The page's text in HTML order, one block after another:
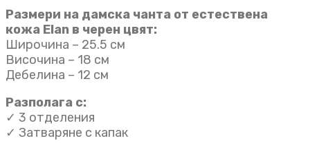
Размери на дамска чанта от естествена
кожа Elan в черен цвят:
Широчина – 25.5 см
Височина – 18 см
Дебелина – 12 см
Разполага с:
✓ 3 отделения
✓ Затваряне с капак